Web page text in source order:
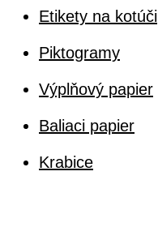
Etikety na kotúči
Piktogramy
Výplňový papier
Baliaci papier
Krabice